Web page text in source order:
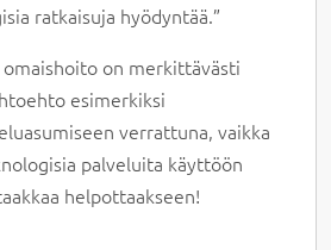
ratkaisuja hyödyntää.”
omaishoito on merkittävästi
esimerkiksi
verrattuna, vaikka
palveluita käyttöön
helpottaakseen!